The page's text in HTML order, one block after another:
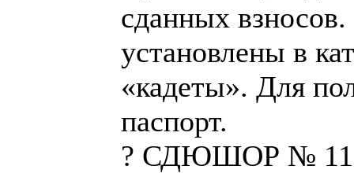
сданных
установлены в
«кадеты». Для
паспорт.
? СДЮШОР № 11